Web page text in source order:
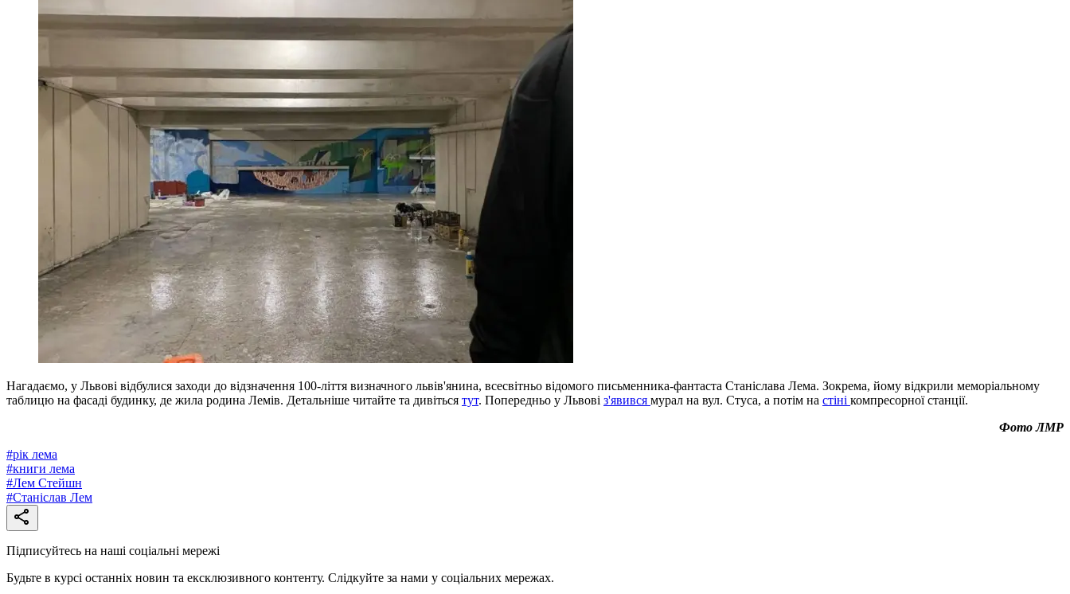
Нагадаємо, у Львові відбулися заходи до відзначення 100-ліття визначного львів'янина, всесвітньо відомого письменника-фантаста Станіслава Лема. Зокрема, йому відкрили меморіальному
таблицю на фасаді будинку, де жила родина Лемів. Детальніше читайте та дивіться тут. Попередньо у Львові з'явився мурал на вул. Стуса, а потім на стіні компресорної станції.
Фото ЛМР
#рік лема
#книги лема
#Лем Стейшн
#Станіслав Лем
Підписуйтесь на наші соціальні мережі
Будьте в курсі останніх новин та ексклюзивного контенту. Слідкуйте за нами у соціальних мережах.